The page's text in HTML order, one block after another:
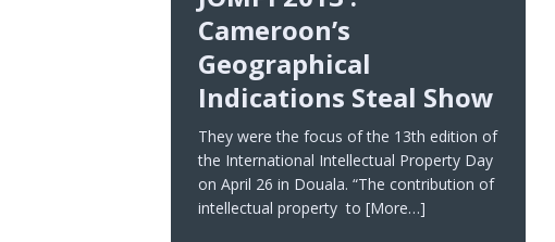
Cameroon’s
Geographical
Indications Steal Show
They were the focus of the 13th edition of
the International Intellectual Property Day
on April 26 in Douala. “The contribution of
intellectual property to [More…]